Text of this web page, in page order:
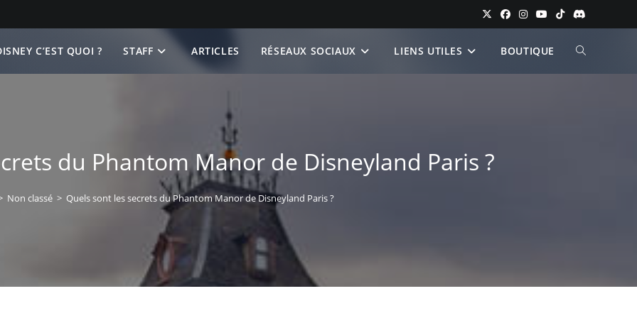
C’EST QUOI ? STAFF ARTICLES RÉSEAUX SOCIAUX LIENS UTILES BOUTIQUE TOGGLE
du Phantom Manor de Disneyland Paris ?
Non classé > Quels sont les secrets du Phantom Manor de Disneyland Paris ?